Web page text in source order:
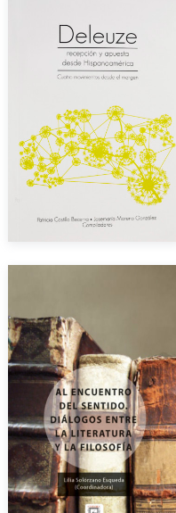
Autores
Año de edición
$100.00
Autor
Año de edición
Impreso $200.00